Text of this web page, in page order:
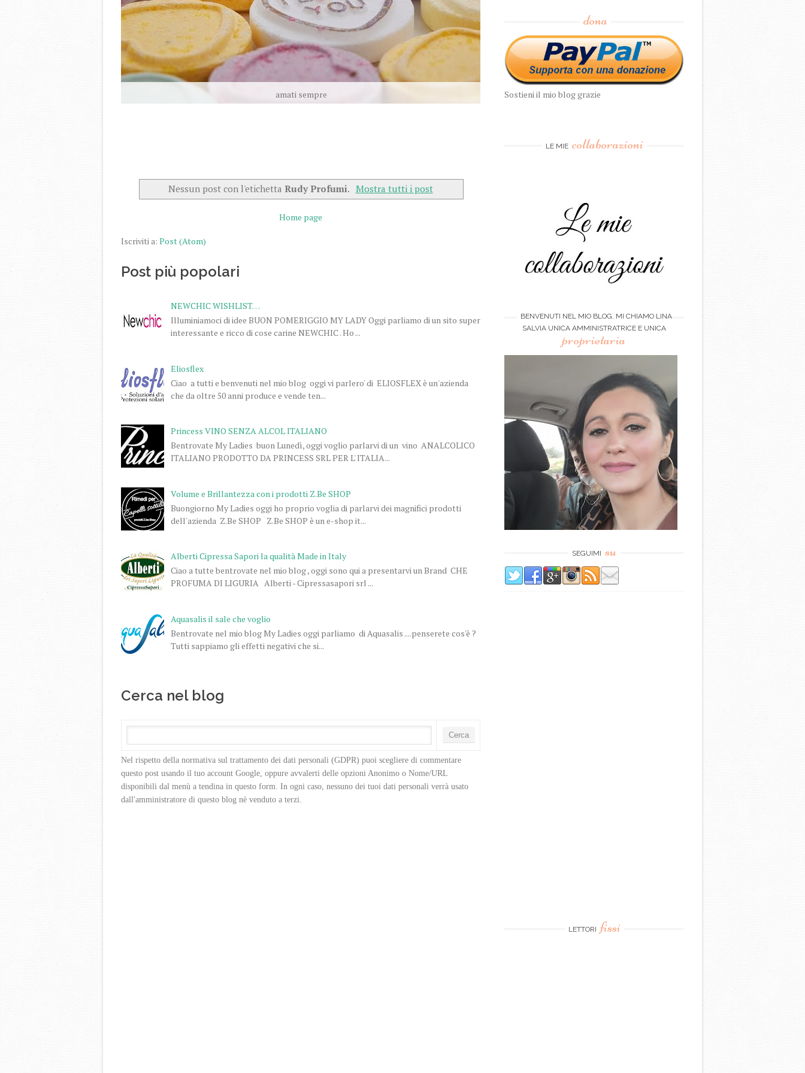
amati sempre
Nessun post con l'etichetta Rudy Profumi. Mostra tutti i post
Home page
Iscriviti a: Post (Atom)
Post più popolari
NEWCHIC WISHLIST…
Illuminiamoci di idee BUON POMERIGGIO MY LADY Oggi parliamo di un sito super
interessante e ricco di cose carine NEWCHIC . Ho ...
Eliosflex
Ciao a tutti e benvenuti nel mio blog oggi vi parlero' di ELIOSFLEX è un'azienda
che da oltre 50 anni produce e vende ten...
Princess VINO SENZA ALCOL ITALIANO
Bentrovate My Ladies buon Lunedì, oggi voglio parlarvi di un vino ANALCOLICO
ITALIANO PRODOTTO DA PRINCESS SRL PER L' ITALIA...
Volume e Brillantezza con i prodotti Z.Be SHOP
Buongiorno My Ladies oggi ho proprio voglia di parlarvi dei magnifici prodotti
dell'azienda Z.Be SHOP Z.Be SHOP è un e-shop it...
Alberti Cipressa Sapori la qualità Made in Italy
Ciao a tutte bentrovate nel mio blog , oggi sono qui a presentarvi un Brand CHE
PROFUMA DI LIGURIA Alberti - Cipressasapori srl ...
Aquasalis il sale che voglio
Bentrovate nel mio blog My Ladies oggi parliamo di Aquasalis ....penserete cos'è ?
Tutti sappiamo gli effetti negativi che si...
Cerca nel blog
Nel rispetto della normativa sul trattamento dei dati personali (GDPR) puoi scegliere di commentare
questo post usando il tuo account Google, oppure avvalerti delle opzioni Anonimo o Nome/URL
disponibili dal menù a tendina in questo form. In ogni caso, nessuno dei tuoi dati personali verrà usato
dall'amministratore di questo blog nè venduto a terzi.
dona
Sostieni il mio blog grazie
LE MIE collaborazioni
BENVENUTI NEL MIO BLOG, MI CHIAMO LINA
SALVIA UNICA AMMINISTRATRICE E UNICA
proprietaria
SEGUIMI su
LETTORI fissi